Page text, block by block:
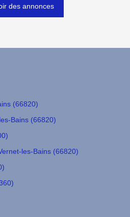
des annonces
(66820)
Bains (66820)
les-Bains (66820)